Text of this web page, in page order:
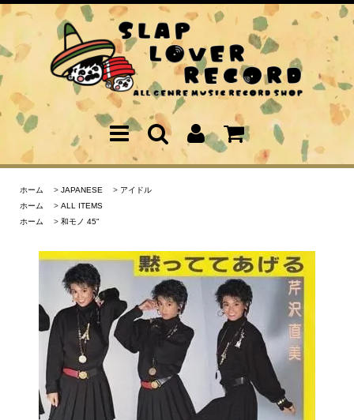
ホーム > JAPANESE > アイドル
ホーム
> ALL ITEMS
ホーム
> 和モノ 45"